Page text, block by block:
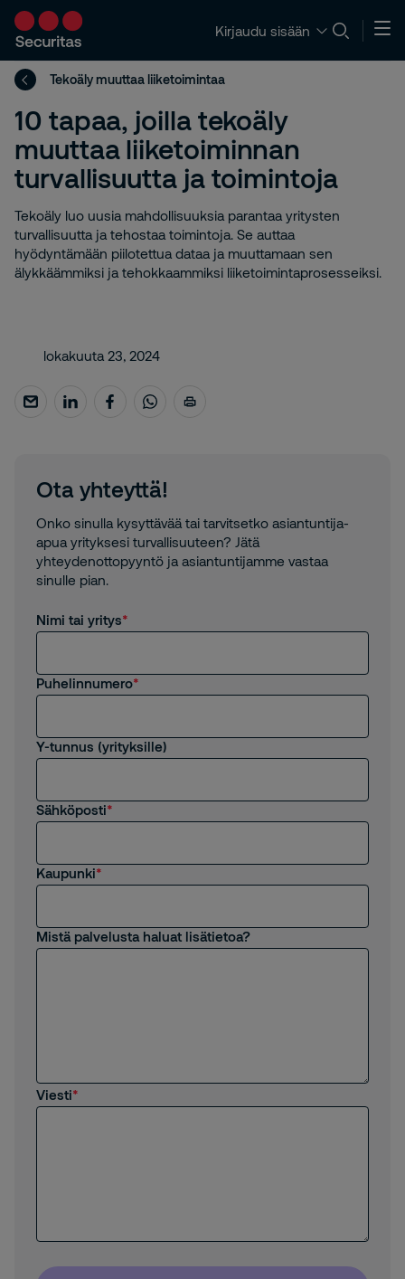
Kirjaudu sisään
Tekoäly muuttaa liiketoimintaa
10 tapaa, joilla tekoäly
muuttaa liiketoiminnan
turvallisuutta ja toimintoja
Tekoäly luo uusia mahdollisuuksia parantaa yritysten
turvallisuutta ja tehostaa toimintoja. Se auttaa
hyödyntämään piilotettua dataa ja muuttamaan sen
älykkäämmiksi ja tehokkaammiksi liiketoimintaprosesseiksi.
lokakuuta 23, 2024
Ota yhteyttä!
Onko sinulla kysyttävää tai tarvitsetko asiantuntija-
apua yrityksesi turvallisuuteen? Jätä
yhteydenottopyyntö ja asiantuntijamme vastaa
sinulle pian.
Nimi tai yritys
Puhelinnumero
Y-tunnus (yrityksille)
Sähköposti
Kaupunki
Mistä palvelusta haluat lisätietoa?
Viesti